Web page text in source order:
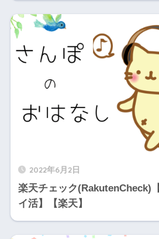
2022年6月2日
楽天チェック(RakutenCheck)
イ活】【楽天】